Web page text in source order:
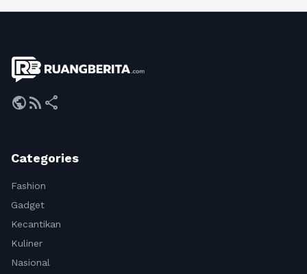
publicrss_feed share
Categories
Fashion
Gadget
Kecantikan
Kuliner
Nasional